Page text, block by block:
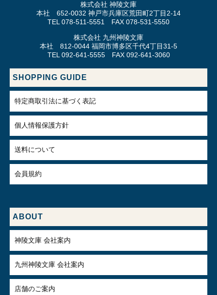
株式会社 神陵文庫
本社 652-0032 神戸市兵庫区荒田町2丁目2-14
TEL 078-511-5551 FAX 078-531-5550
株式会社 九州神陵文庫
本社 812-0044 福岡市博多区千代4丁目31-5
TEL 092-641-5555 FAX 092-641-3060
SHOPPING GUIDE
特定商取引法に基づく表記
個人情報保護方針
送料について
会員規約
ABOUT
神陵文庫 会社案内
九州神陵文庫 会社案内
店舗のご案内